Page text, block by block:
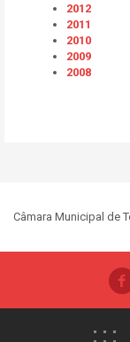
2012
2011
2010
2009
2008
Câmara Municipal de